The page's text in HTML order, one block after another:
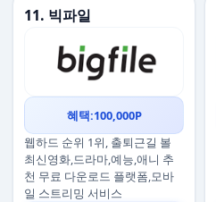
11. 빅파일
혜택:100,000P
웹하드 순위 1위, 출퇴근길 볼
최신영화,드라마,예능,애니 추
천 무료 다운로드 플랫폼,모바
일 스트리밍 서비스